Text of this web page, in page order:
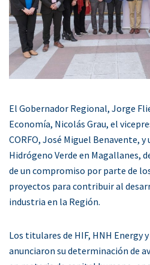
El Gobernador Regional, Jorge
Economía, Nicolás Grau, el
CORFO, José Miguel Benavente,
Hidrógeno Verde en Magallanes,
de un compromiso por parte de
proyectos para contribuir al
industria en la Región.
Los titulares de HIF, HNH Energy
anunciaron su determinación de